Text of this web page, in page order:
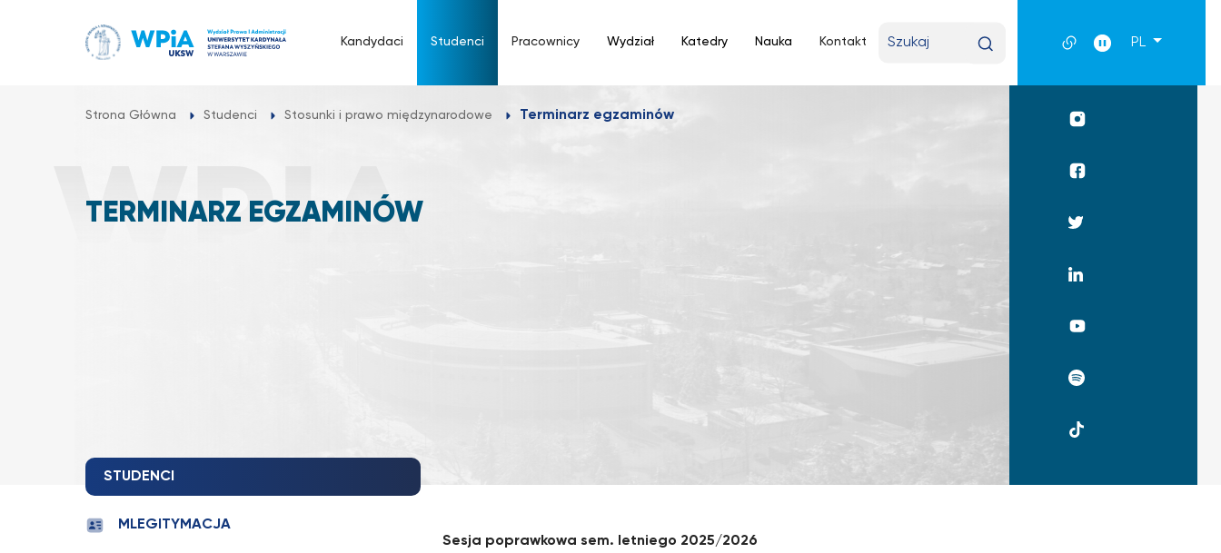
Kandydaci Studenci Pracownicy Wydział Katedry Nauka Kontakt
wyszukiwaną
PL
Strona Główna Studenci Stosunki i prawo międzynarodowe Terminarz egzaminów
TERMINARZ EGZAMINÓW
Profil
Profil
Profil
Profil
Linkedin
UKSW
UKSW
UKSW
STUDENCI
MLEGITYMACJA
Sesja poprawkowa sem. letniego 2025/2026